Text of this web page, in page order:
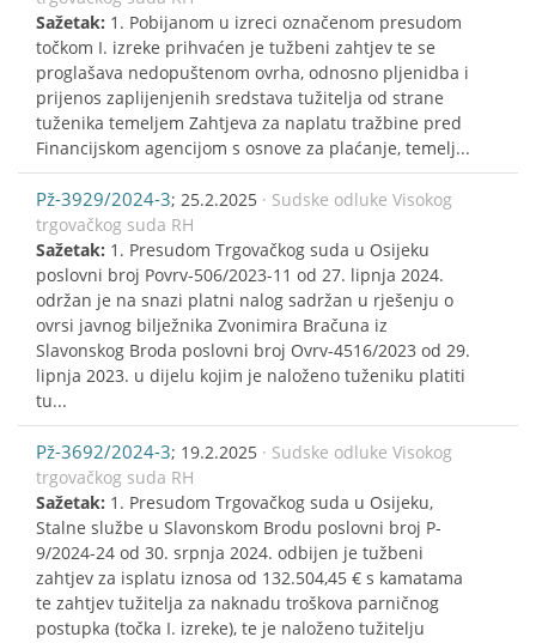
Sažetak: 1. Pobijanom u izreci označenom presudom
točkom I. izreke prihvaćen je tužbeni zahtjev te se
proglašava nedopuštenom ovrha, odnosno pljenidba i
prijenos zaplijenjenih sredstava tužitelja od strane
tuženika temeljem Zahtjeva za naplatu tražbine pred
Financijskom agencijom s osnove za plaćanje, temelj...
Pž-3929/2024-3; 25.2.2025 · Sudske odluke Visokog
trgovačkog suda RH
Sažetak: 1. Presudom Trgovačkog suda u Osijeku
poslovni broj Povrv-506/2023-11 od 27. lipnja 2024.
održan je na snazi platni nalog sadržan u rješenju o
ovrsi javnog bilježnika Zvonimira Bračuna iz
Slavonskog Broda poslovni broj Ovrv-4516/2023 od 29.
lipnja 2023. u dijelu kojim je naloženo tuženiku platiti
tu...
Pž-3692/2024-3; 19.2.2025 · Sudske odluke Visokog
trgovačkog suda RH
Sažetak: 1. Presudom Trgovačkog suda u Osijeku,
Stalne službe u Slavonskom Brodu poslovni broj P-
9/2024-24 od 30. srpnja 2024. odbijen je tužbeni
zahtjev za isplatu iznosa od 132.504,45 € s kamatama
te zahtjev tužitelja za naknadu troškova parničnog
postupka (točka I. izreke), te je naloženo tužitelju